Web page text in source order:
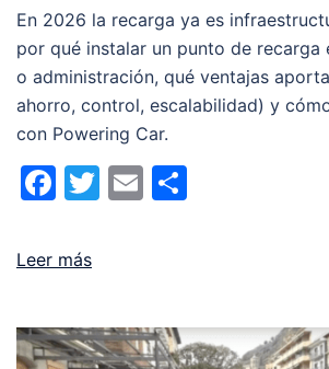
En 2026 la recarga ya es
por qué instalar un punto de recarga
o administración, qué ventajas
ahorro, control, escalabilidad) y
con Powering Car.
Facebook
Twitter
Email
Leer más